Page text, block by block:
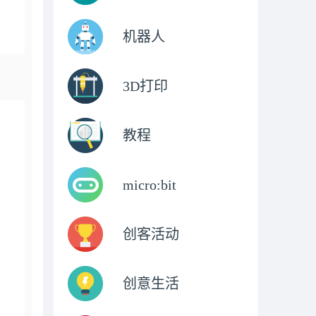
机器人
3D打印
教程
micro:bit
创客活动
创意生活